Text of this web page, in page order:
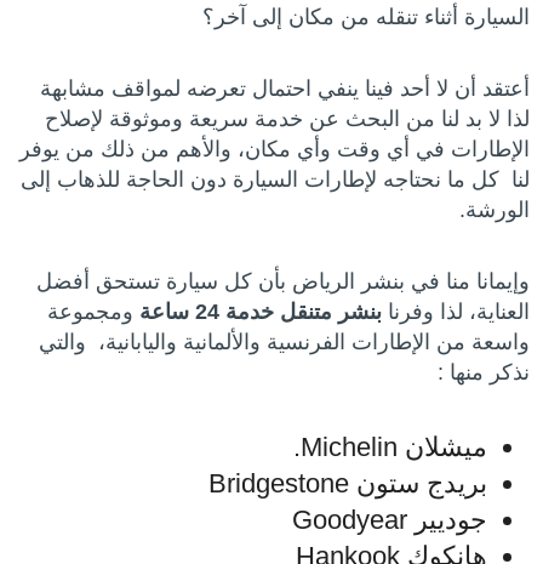
السيارة أثناء تنقله من مكان إلى آخر؟
أعتقد أن لا أحد فينا ينفي احتمال تعرضه لمواقف مشابهة
لذا لا بد لنا من البحث عن خدمة سريعة وموثوقة لإصلاح
الإطارات في أي وقت وأي مكان، والأهم من ذلك من يوفر
لنا كل ما نحتاجه لإطارات السيارة دون الحاجة للذهاب إلى
الورشة.
وإيمانا منا في بنشر الرياض بأن كل سيارة تستحق أفضل
العناية، لذا وفرنابنشر متنقل خدمة 24 ساعة
ومجموعة
واسعة من الإطارات الفرنسية والألمانية واليابانية، والتي
نذكر منها :
ميشلان Michelin.
بريدج ستون Bridgestone
جوديير Goodyear
هانكوك Hankook